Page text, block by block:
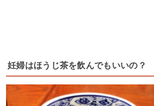
妊婦はほうじ茶を飲んでもいいの？